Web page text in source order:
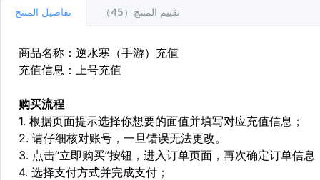
تفاصيل المنتج تقييم المنتج（45）
商品名称：逆水寒（手游）充值
充值信息：上号充值
购买流程
1. 根据页面提示选择你想要的面值并填写对应充值信息；
2. 请仔细核对账号，一旦错误无法更改。
3. 点击“立即购买”按钮，进入订单页面，再次确定订单信息
4. 选择支付方式并完成支付；